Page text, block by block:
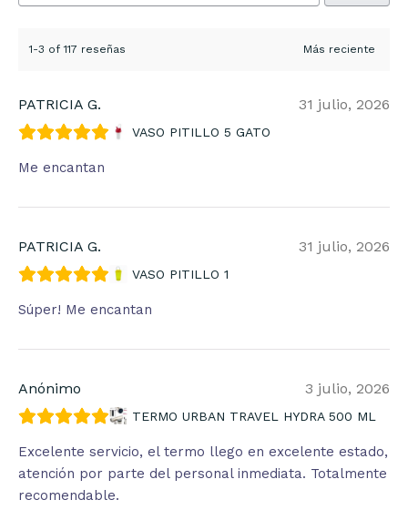
1-3 of 117 reseñas
PATRICIA G. 31 julio, 2026
VASO PITILLO 5 GATO
Me encantan
PATRICIA G. 31 julio, 2026
VASO PITILLO 1
Súper! Me encantan
Anónimo 3 julio, 2026
TERMO URBAN TRAVEL HYDRA 500 ML
Excelente servicio, el termo llego en excelente estado,
atención por parte del personal inmediata. Totalmente
recomendable.